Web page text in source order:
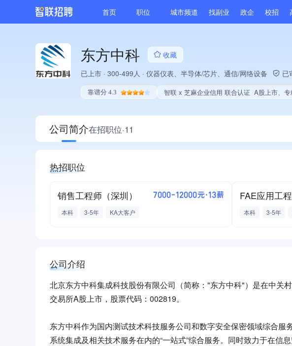
首页 职位 城市频道 找副业 政企 校招
东方中科
收藏
已上市 · 300-499人 · 仪器仪表、半导体/芯片、通信/网络设备 已
靠谱分 4.3 智联 x 芝麻企业信用 联合认证 A股上市、专精特新企业、高新技术企业、央企供应商、政府供应商、上市企业供应商、
公司简介在招职位·11
热招职位
销售工程师（深圳） 7000-12000元·13薪
本科 3-5年 KA大客户
FAE应用工
本科 3-5年
公司介绍
北京东方中科集成科技股份有限公司（简称："东方中科"）是在中关
交易所A股上市，股票代码：002819。
东方中科作为国内测试技术科技服务公司和数字安全保密领域综合服
系统集成及相关技术服务在内的“一站式”综合服务。同时致力于在信